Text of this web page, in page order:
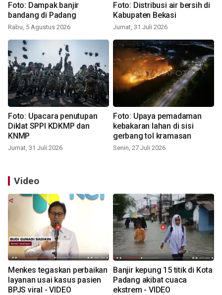
Foto: Dampak banjir
bandang di Padang
Rabu, 5 Agustus 2026
Foto: Distribusi air bersih di
Kabupaten Bekasi
Jumat, 31 Juli 2026
Foto: Upacara penutupan
Diklat SPPI KDKMP dan
KNMP
Jumat, 31 Juli 2026
Foto: Upaya pemadaman
kebakaran lahan di sisi
gerbang tol kramasan
Senin, 27 Juli 2026
Video
Menkes tegaskan perbaikan
layanan usai kasus pasien
BPJS viral - VIDEO
Banjir kepung 15 titik di Kota
Padang akibat cuaca
ekstrem - VIDEO